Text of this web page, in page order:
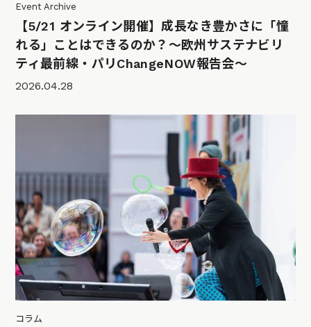
Event Archive
【5/21 オンライン開催】成長なき豊かさに「憧
れる」ことはできるのか？〜欧州サステナビリ
ティ最前線・パリChangeNOW報告会〜
2026.04.28
コラム